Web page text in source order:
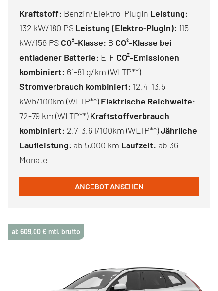
Kraftstoff: Benzin/Elektro-PlugIn Leistung:
132 kW/180 PS Leistung (Elektro-PlugIn): 115
kW/156 PS CO²-Klasse: B CO²-Klasse bei
entladener Batterie: E-F CO²-Emissionen
kombiniert: 61-81 g/km (WLTP**)
Stromverbrauch kombiniert: 12,4-13,5
kWh/100km (WLTP**)Elektrische Reichweite:
72-79 km (WLTP**)Kraftstoffverbrauch
kombiniert: 2,7-3,6 l/100km (WLTP**)Jährliche
Laufleistung: ab 5.000 km Laufzeit: ab 36
Monate
ANGEBOT ANSEHEN
ab 609,00 € mtl. brutto